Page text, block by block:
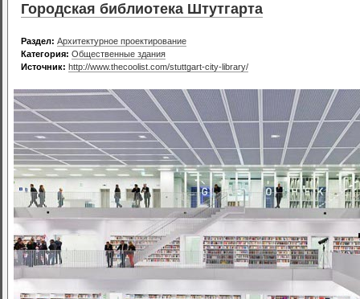
Городская библиотека Штутгарта
Раздел: Архитектурное проектирование
Категория: Общественные здания
Источник: http://www.thecoolist.com/stuttgart-city-library/